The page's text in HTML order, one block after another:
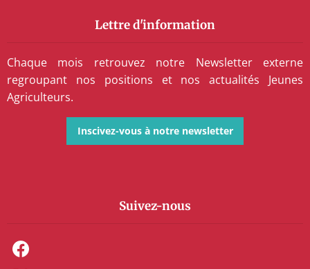
Lettre d'information
Chaque mois retrouvez notre Newsletter externe
regroupant nos positions et nos actualités Jeunes
Agriculteurs.
Inscivez-vous à notre newsletter
Suivez-nous